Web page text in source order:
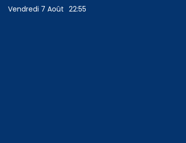
Vendredi 7 Août 22:55